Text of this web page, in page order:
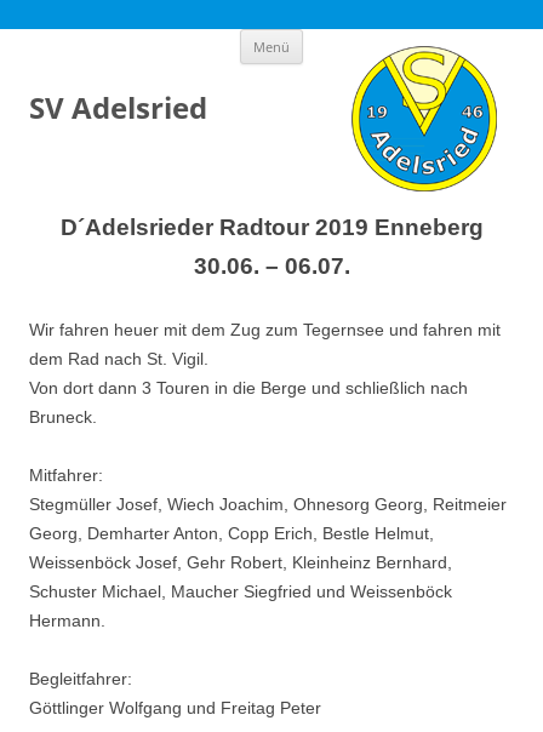
SV Adelsried
Menü Zum
springen
D´Adelsrieder Radtour 2019 Enneberg
30.06. – 06.07.
Wir fahren heuer mit dem Zug zum Tegernsee und fahren mit
dem Rad nach St. Vigil.
Von dort dann 3 Touren in die Berge und schließlich nach
Bruneck.
Mitfahrer:
Stegmüller Josef, Wiech Joachim, Ohnesorg Georg, Reitmeier
Georg, Demharter Anton, Copp Erich, Bestle Helmut,
Weissenböck Josef, Gehr Robert, Kleinheinz Bernhard,
Schuster Michael, Maucher Siegfried und Weissenböck
Hermann.
Begleitfahrer:
Göttlinger Wolfgang und Freitag Peter